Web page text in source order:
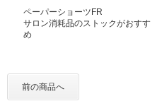
ペーパーショーツFR
サロン消耗品のストックがおすす
め
前の商品へ